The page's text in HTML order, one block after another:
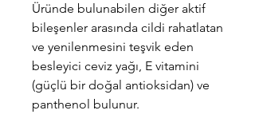
Üründe bulunabilen diğer aktif
bileşenler arasında cildi rahatlatan
ve yenilenmesini teşvik eden
besleyici ceviz yağı, E vitamini
(güçlü bir doğal antioksidan) ve
panthenol bulunur.